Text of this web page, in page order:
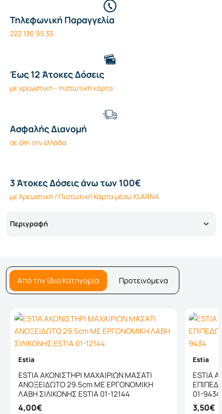
Τηλεφωνική Παραγγελία
222 130 95 33
Έως 12 Άτοκες Δόσεις
με χρεωστική - πιστωτική κάρτα
Ασφαλής Διανομή
σε όλη την ελλάδα
3 Άτοκες Δόσεις άνω των 100€
με Χρεωστική / Πιστωτική Κάρτα μέσω KLARNA
Περιγραφή
Από την ίδια Κατηγορία Προτεινόμενα
Estia
ESTIA ΑΚΟΝΙΣΤΗΡΙ ΜΑΧΑΙΡΙΩΝ ΜΑΣΑΤΙ
ΑΝΟΞΕΙΔΩΤΟ 29.5cm ΜΕ ΕΡΓΟΝΟΜΙΚΗ
ΛΑΒΗ ΣΙΛΙΚΟΝΗΣ ESTIA 01-12144
4,00€
Estia
ESTIA
01-9434
3,50€